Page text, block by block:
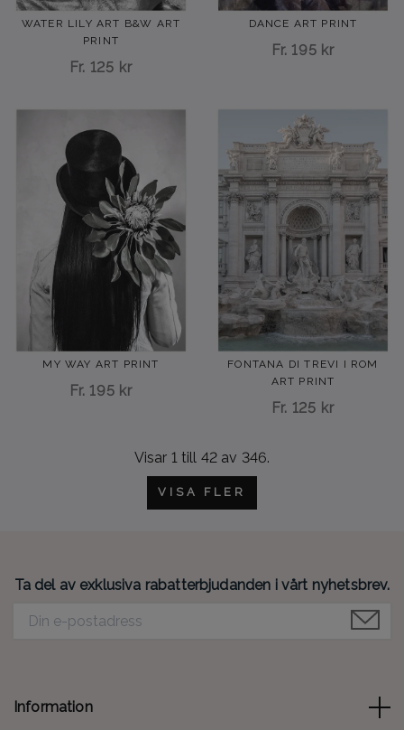
WATER LILY ART B&W ART
PRINT
Fr. 125 kr
DANCE ART PRINT
Fr. 195 kr
MY WAY ART PRINT
Fr. 195 kr
FONTANA DI TREVI I ROM
ART PRINT
Fr. 125 kr
Visar 1 till 42 av 346.
VISA FLER
Ta del av exklusiva rabatterbjudanden i vårt nyhetsbrev.
Information